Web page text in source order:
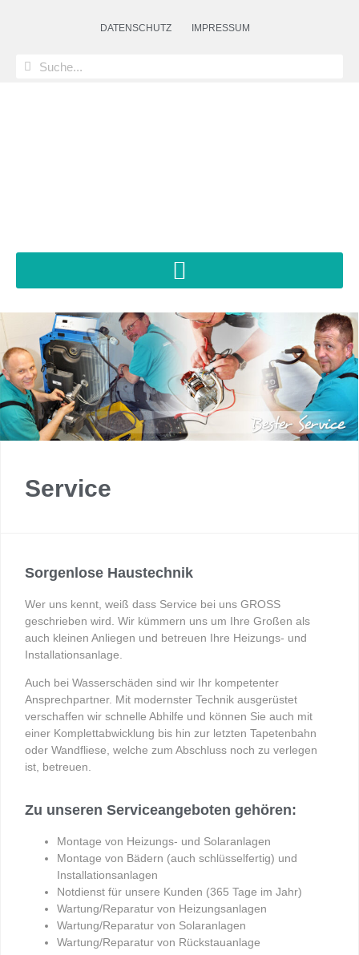
DATENSCHUTZ IMPRESSUM
Service
Sorgenlose Haustechnik
Wer uns kennt, weiß dass Service bei uns GROSS
geschrieben wird. Wir kümmern uns um Ihre Großen als
auch kleinen Anliegen und betreuen Ihre Heizungs- und
Installationsanlage.
Auch bei Wasserschäden sind wir Ihr kompetenter
Ansprechpartner. Mit modernster Technik ausgerüstet
verschaffen wir schnelle Abhilfe und können Sie auch mit
einer Komplettabwicklung bis hin zur letzten Tapetenbahn
oder Wandfliese, welche zum Abschluss noch zu verlegen
ist, betreuen.
Zu unseren Serviceangeboten gehören:
Montage von Heizungs- und Solaranlagen
Montage von Bädern (auch schlüsselfertig) und
Installationsanlagen
Notdienst für unsere Kunden (365 Tage im Jahr)
Wartung/Reparatur von Heizungsanlagen
Wartung/Reparatur von Solaranlagen
Wartung/Reparatur von Rückstauanlage